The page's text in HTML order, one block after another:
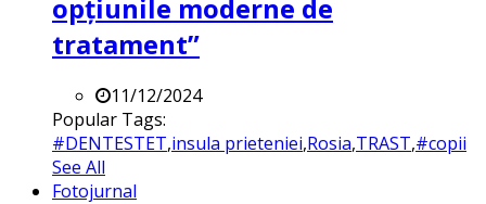
opțiunile moderne de
tratament”
11/12/2024
Popular Tags:
#DENTESTET,insula prieteniei,Rosia,TRAST,#copii
See All
Fotojurnal